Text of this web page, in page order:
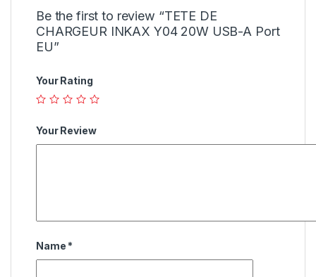
Be the first to review “TETE DE
CHARGEUR INKAX Y04 20W USB-A Port
EU”
Your Rating
Your Review
Name *